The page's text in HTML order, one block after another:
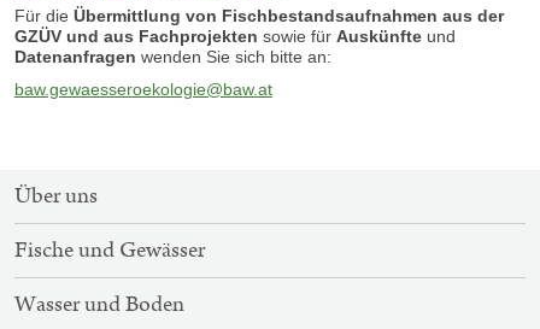
Für die Übermittlung von Fischbestandsaufnahmen aus der
GZÜV und aus Fachprojekten sowie für Auskünfteund
Datenanfragen wenden Sie sich bitte an:
baw.gewaesseroekologie@baw.at
SITEMAP-
NAVIGATION
Über uns
Fische und Gewässer
Wasser und Boden